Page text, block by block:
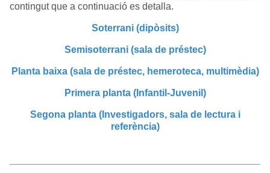
contingut que a continuació es detalla.
Soterrani (dipòsits)
Semisoterrani (sala de préstec)
Planta baixa (sala de préstec, hemeroteca, multimèdia)
Primera planta (Infantil-Juvenil)
Segona planta (Investigadors, sala de lectura i
referència)